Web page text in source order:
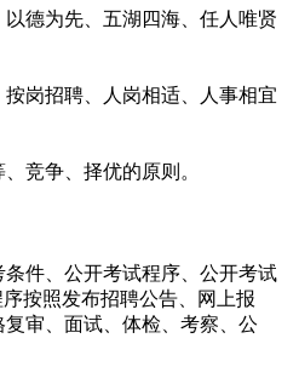
德为先、五湖四海、任人唯贤
岗招聘、人岗相适、人事相宜
争、择优的原则。
件、公开考试程序、公开考试
按照发布招聘公告、网上报
审、面试、体检、考察、公